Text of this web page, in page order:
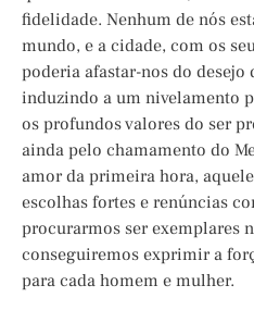
fidelidade. Nenhum de nós
mundo, e a cidade, com os
poderia afastar-nos do desejo
induzindo a um nivelamento
os profundos valores do ser
ainda pelo chamamento do
amor da primeira hora,
escolhas fortes e renúncias
procurarmos ser exemplares
conseguiremos exprimir a
para cada homem e mulher.